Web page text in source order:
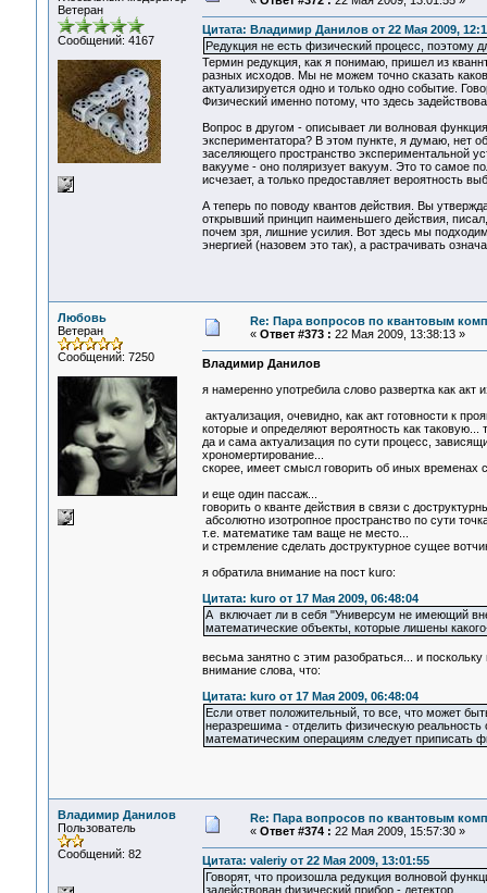
Ветеран
Сообщений: 4167
Цитата: Владимир Данилов от 22 Мая 2009,
Редукция не есть физический процесс, поэтому
Термин редукция, как я понимаю, пришел из
разных исходов. Мы не можем точно сказать
актуализируется одно и только одно событие.
Физический именно потому, что здесь
Вопрос в другом - описывает ли волновая
экспериментатора? В этом пункте, я думаю, нет
заселяющего пространство экспериментальной
вакууме - оно поляризует вакуум. Это то самое
исчезает, а только предоставляет вероятность
А теперь по поводу квантов действия. Вы
открывший принцип наименьшего действия,
почем зря, лишние усилия. Вот здесь мы
энергией (назовем это так), а растрачивать
Любовь
Ветеран
Сообщений: 7250
Re: Пара вопросов по квантовым
« Ответ #373 : 22 Мая 2009, 13:38:13 »
Владимир Данилов
я намеренно употребила слово развертка как
актуализация, очевидно, как акт готовности к
которые и определяют вероятность как таковую...
да и сама актуализация по сути процесс,
хрономертирование...
скорее, имеет смысл говорить об иных временах
и еще один пассаж...
говорить о кванте действия в связи с
абсолютно изотропное пространство по сути
т.е. математике там ваще не место...
и стремление сделать доструктурное сущее
я обратила внимание на пост kuro:
Цитата: kuro от 17 Мая 2009, 06:48:04
А включает ли в себя "Универсум не имеющий
математические объекты, которые лишены
весьма занятно с этим разобраться... и
внимание слова, что:
Цитата: kuro от 17 Мая 2009, 06:48:04
Если ответ положительный, то все, что может
неразрешима - отделить физическую
математическим операциям следует приписать
Владимир Данилов
Пользователь
Сообщений: 82
Re: Пара вопросов по квантовым
« Ответ #374 : 22 Мая 2009, 15:57:30 »
Цитата: valeriy от 22 Мая 2009, 13:01:55
Говорят, что произошла редукция волновой
задействован физический прибор - детектор.